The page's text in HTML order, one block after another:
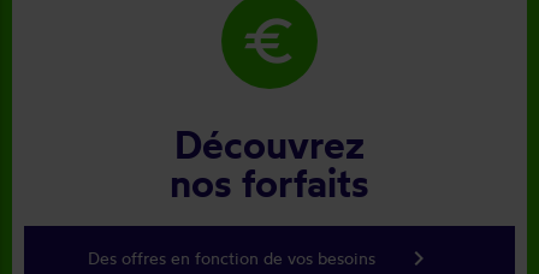
euro
Découvrez
nos forfaits
Des offres en fonction de vos besoins keyboard_arrow_right